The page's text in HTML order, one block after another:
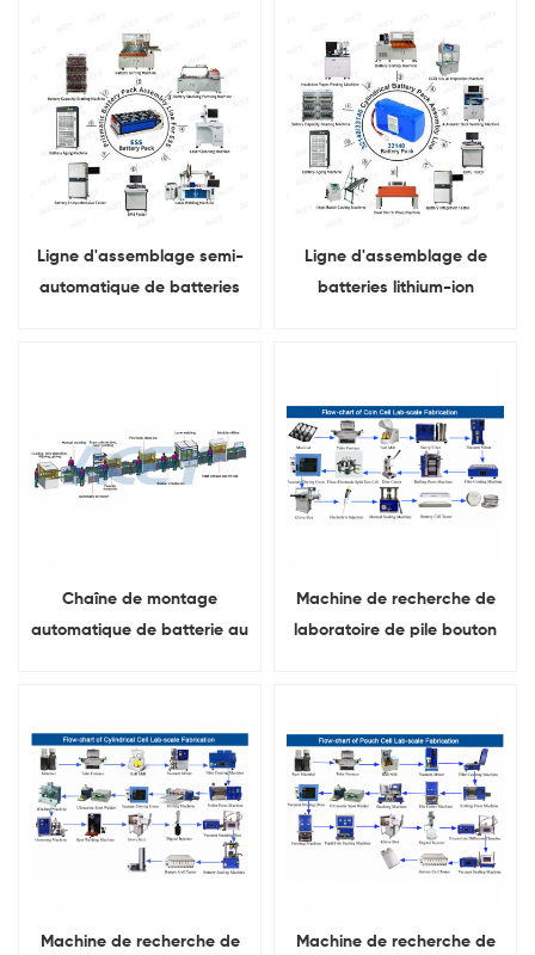
Ligne d'assemblage semi-
automatique de batteries
Ligne d'assemblage de
batteries lithium-ion
Chaîne de montage
automatique de batterie au
Machine de recherche de
laboratoire de pile bouton
Machine de recherche de
Machine de recherche de